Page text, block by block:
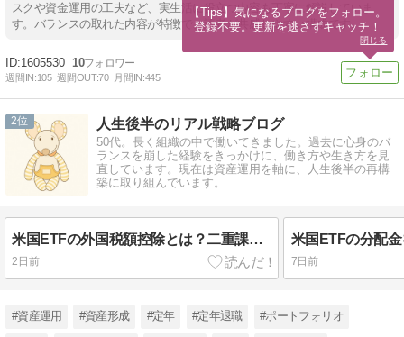
スクや資金運用の工夫など、実生活に役立つ内容も丁寧に解説していま
す。バランスの取れた内容が特徴で、読者が共感しやすい構成です。
1605530 10
週間IN:105 週間OUT:70 月間IN:445
2 人生後半のリアル戦略ブログ
50代。長く組織の中で働いてきました。過去に心身のバ
ランスを崩した経験をきっかけに、働き方や生き方を見
直しています。現在は資産運用を軸に、人生後半の再構
築に取り組んでいます。
米国ETFの外国税額控除とは？二重課税を軽減する方法
2日前 7日前
#資産運用 #資産形成 #定年 #定年退職 #ポートフォリオ
【Tips】気になるブログをフォロー。
登録不要。更新を逃さずキャッチ！
閉じる